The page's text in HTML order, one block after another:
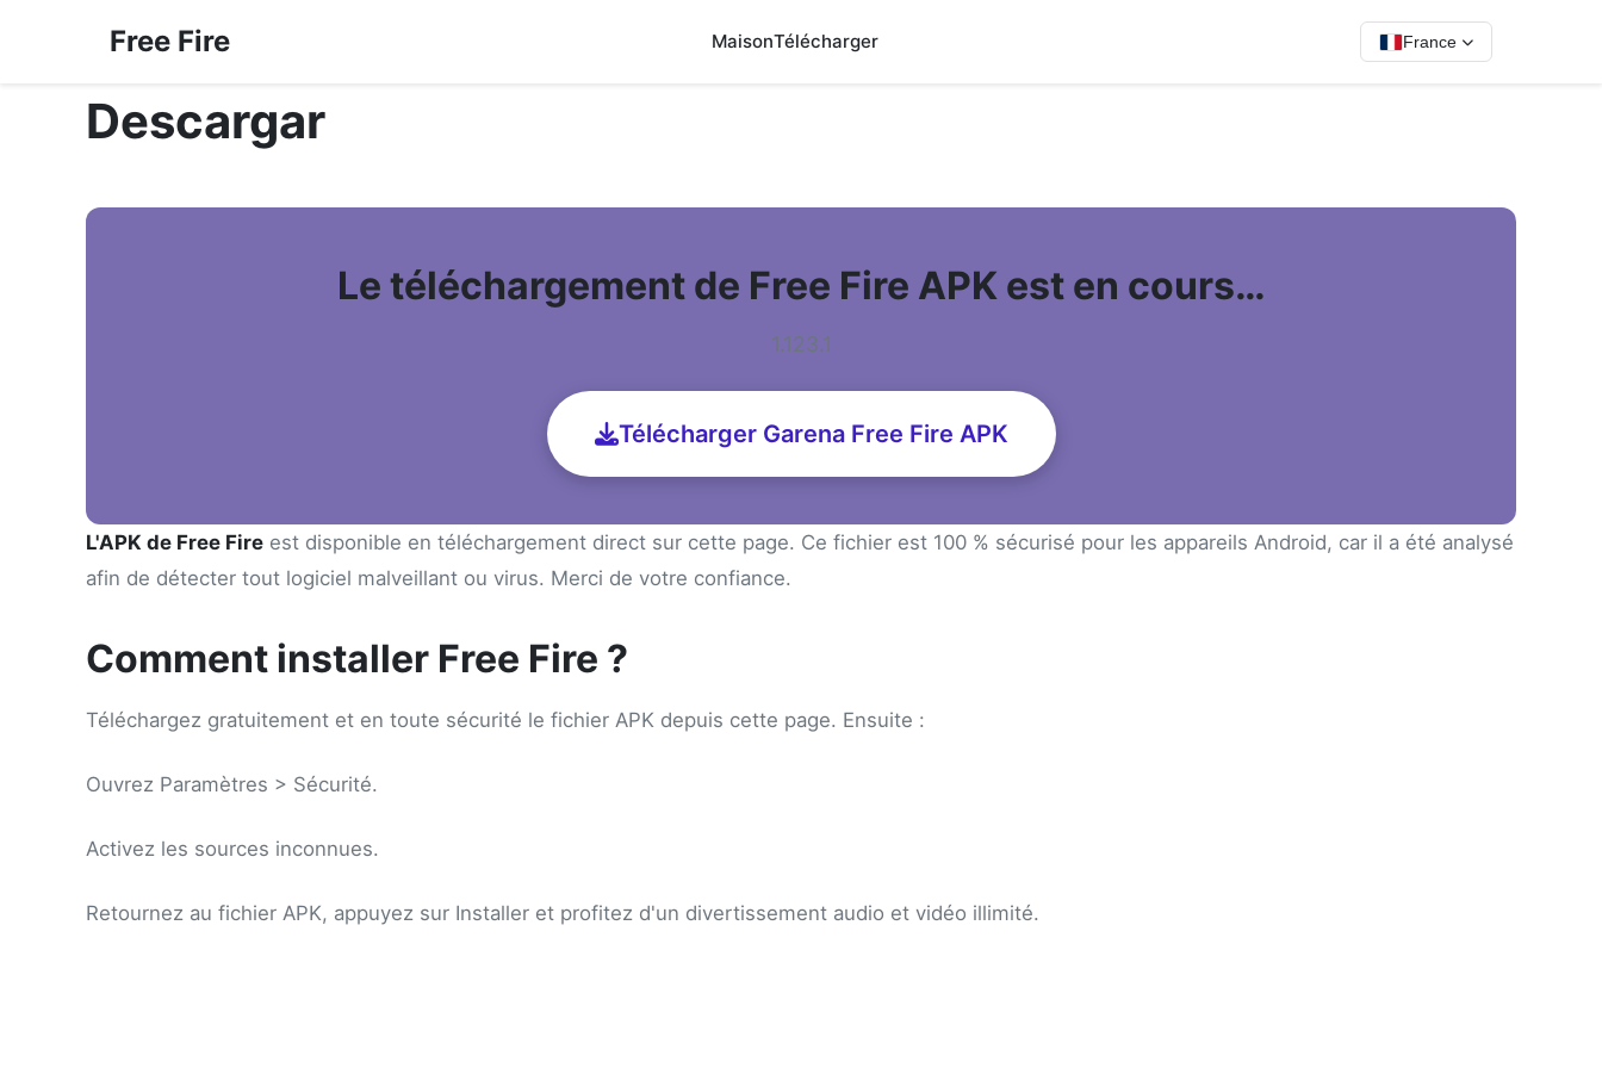
Free Fire MaisonTélécharger France
Descargar
Le téléchargement de Free Fire APK est en cours…
1.123.1
Télécharger Garena Free Fire APK
L'APK de Free Fire est disponible en téléchargement direct sur cette page. Ce fichier est 100 % sécurisé pour les appareils Android, car il a été analysé
afin de détecter tout logiciel malveillant ou virus. Merci de votre confiance.
Comment installer Free Fire ?
Téléchargez gratuitement et en toute sécurité le fichier APK depuis cette page. Ensuite :
Ouvrez Paramètres > Sécurité.
Activez les sources inconnues.
Retournez au fichier APK, appuyez sur Installer et profitez d'un divertissement audio et vidéo illimité.